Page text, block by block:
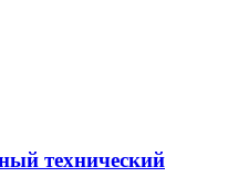
технический